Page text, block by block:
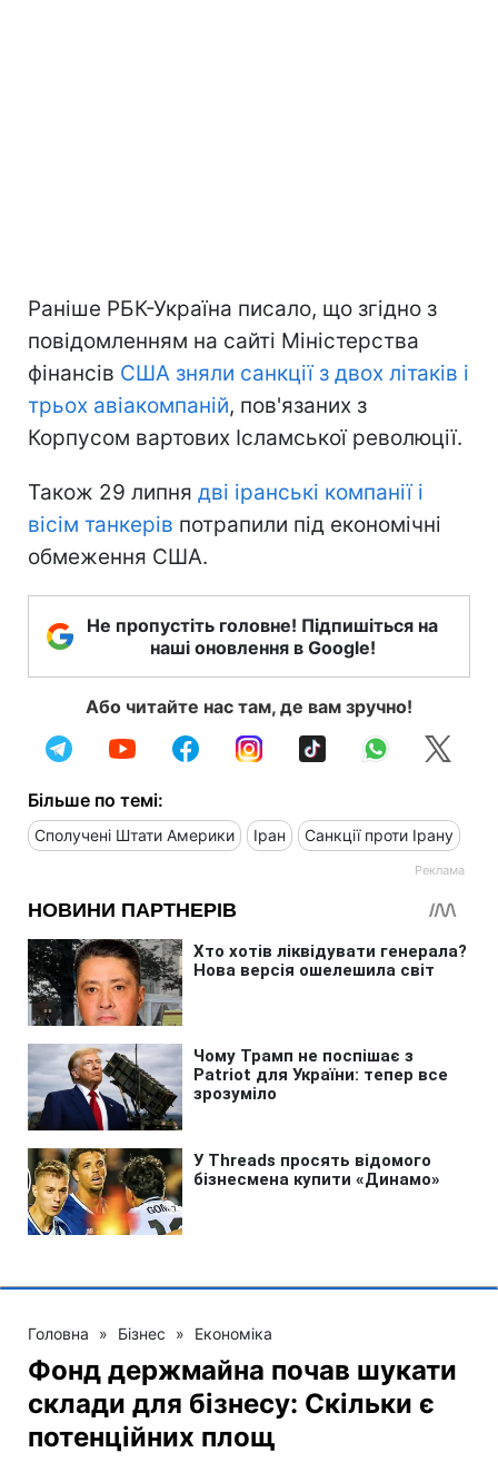
Раніше РБК-Україна писало, що згідно з
повідомленням на сайті Міністерства
фінансів США зняли санкції з двох літаків і
трьох авіакомпаній, пов'язаних з
Корпусом вартових Ісламської революції.
Також 29 липня дві іранські компанії і
вісім танкерів потрапили під економічні
обмеження США.
Не пропустіть головне! Підпишіться на
наші оновлення в Google!
Або читайте нас там, де вам зручно!
Більше по темі:
Сполучені Штати Америки Іран Санкції проти Ірану
Головна » Бізнес » Економіка
Фонд держмайна почав шукати
склади для бізнесу: Скільки є
потенційних площ